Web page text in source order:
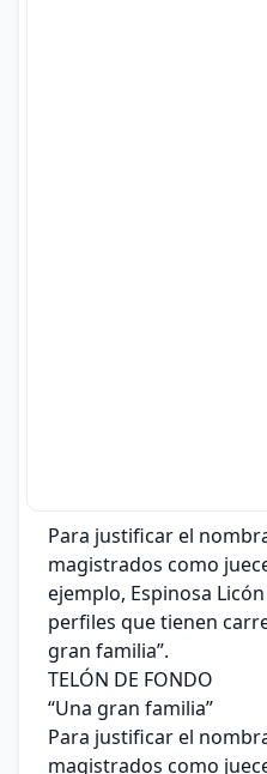
Para justificar el
magistrados como
ejemplo, Espinosa
perfiles que tienen
gran familia”.
TELÓN DE FONDO
“Una gran familia”
Para justificar el
magistrados como